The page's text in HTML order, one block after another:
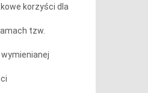
korzyści dla
tzw.